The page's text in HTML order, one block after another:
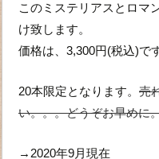
このミステリアスとロマ
け致します。
価格は、3,300円(税込)で
20本限定となります。 売
い。。。どうぞお早めに
→2020年9月現在